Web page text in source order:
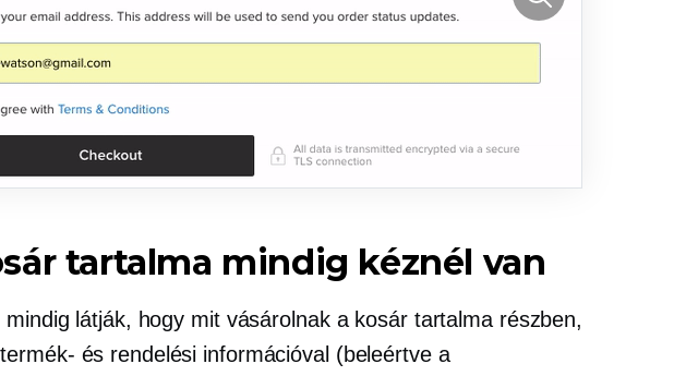
tartalma mindig kéznél van
mindig látják, hogy mit vásárolnak a kosár tartalma részben,
és rendelési információval (beleértve a